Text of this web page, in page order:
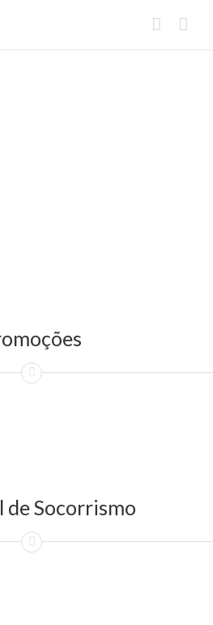
Socorrismo